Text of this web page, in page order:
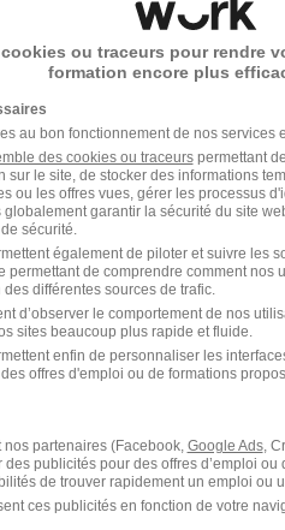
brut/heure + 10% IFM +
ou traceurs pour rendre
formation encore plus
au bon fonctionnement de nos services
des cookies ou traceurspermettant
sur le site, de stocker des informations
ou les offres vues, gérer les processus
garantir la sécurité du site
sécurité.
également de piloter et suivre les
permettant de comprendre comment nos
différentes sources de trafic.
d’observer le comportement de nos
sites beaucoup plus rapide et fluide.
enfin de personnaliser les
offres d'emploi ou de formations
nos partenaires (Facebook, Google Ads,
publicités pour des offres d’emploi
de trouver rapidement un emploi ou
ces publicités en fonction de votre